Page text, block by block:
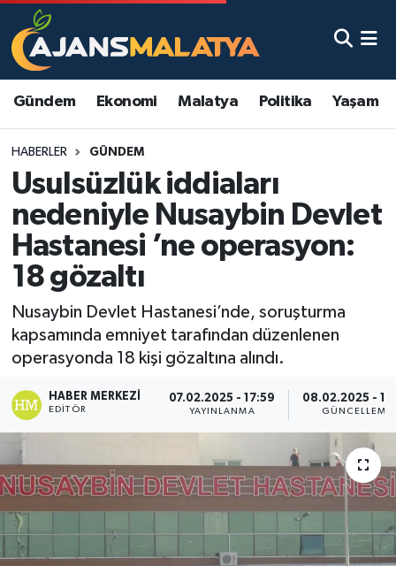
Gündem Ekonomi Malatya Politika Yaşam
HABERLER GÜNDEM
Usulsüzlük iddiaları
nedeniyle Nusaybin Devlet
Hastanesi ’ne operasyon:
18 gözaltı
Nusaybin Devlet Hastanesi’nde, soruşturma
kapsamında emniyet tarafından düzenlenen
operasyonda 18 kişi gözaltına alındı.
HABER MERKEZI
EDITÖR
07.02.2025 - 17:59
YAYINLANMA
08.02.2025 -
GÜNCELLEME
Asayiş
Eğitim
Ekonomi
Gündem
Kadın
Kültür & Sanat
Sağlık
Teknoloji
Malatya Nöbetçi Eczaneler
Malatya Namaz Vakitleri
Malatya Trafik Yoğunluk Haritası
TFF 3.Lig 2.Grup Puan Durumu ve Fikstür
Tüm Manşetler
Son Dakika Haberleri